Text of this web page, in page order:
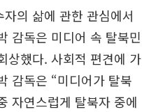
의 삶에 관한 관심에서
감독은 미디어 속 탈북민
상했다. 사회적 편견에 가
감독은 “미디어가 탈북
자연스럽게 탈북자 중에